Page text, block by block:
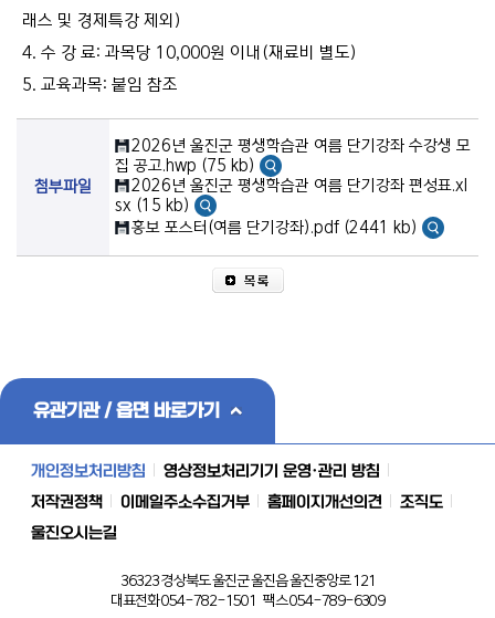
래스 및 경제특강 제외)
4. 수 강 료: 과목당 10,000원 이내(재료비 별도)
5. 교육과목: 붙임 참조
첨부파일
2026년 울진군 평생학습관 여름 단기강좌 수강생 모
집 공고.hwp (75 kb)
2026년 울진군 평생학습관 여름 단기강좌 편성표.xl
sx (15 kb)
홍보 포스터(여름 단기강좌).pdf (2441 kb)
유관기관 / 읍면 바로가기
개인정보처리방침
영상정보처리기기 운영·관리 방침
저작권정책
이메일주소수집거부 홈페이지개선의견
조직도
울진오시는길
36323 경상북도 울진군 울진읍 울진중앙로 121
대표전화 054-782-1501 팩스 054-789-6309